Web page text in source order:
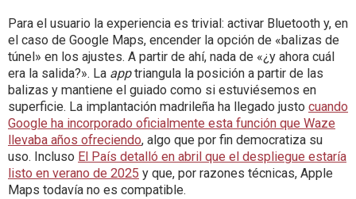
Para el usuario la experiencia es trivial: activar Bluetooth y, en
el caso de Google Maps, encender la opción de «balizas de
túnel» en los ajustes. A partir de ahí, nada de «¿y ahora cuál
era la salida?». La apptriangula la posición a partir de las
balizas y mantiene el guiado como si estuviésemos en
superficie. La implantación madrileña ha llegado justo cuando
Google ha incorporado oficialmente esta función que Waze
llevaba años ofreciendo, algo que por fin democratiza su
uso. Incluso El País detalló en abril que el despliegue estaría
listo en verano de 2025 y que, por razones técnicas, Apple
Maps todavía no es compatible.